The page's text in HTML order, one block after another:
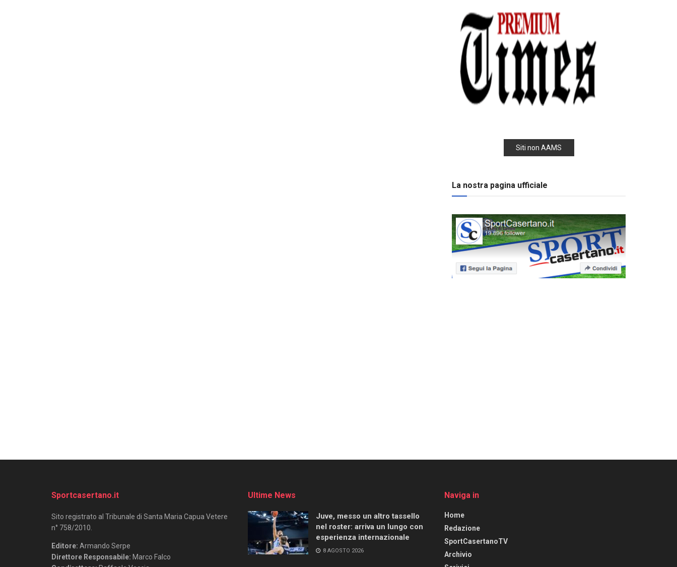
Siti non AAMS
La nostra pagina ufficiale
Sportcasertano.it
Sito registrato al Tribunale di Santa Maria Capua Vetere
n° 758/2010.
Editore: Armando Serpe
Direttore Responsabile: Marco Falco
Ultime News
Juve, messo un altro tassello
nel roster: arriva un lungo con
esperienza internazionale
8 AGOSTO 2026
Naviga in
Home
Redazione
SportCasertanoTV
Archivio